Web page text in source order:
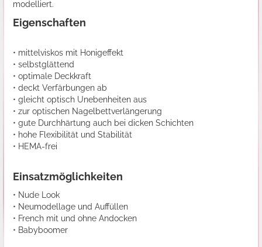
modelliert.
Eigenschaften
• mittelviskos mit Honigeffekt
• selbstglättend
• optimale Deckkraft
• deckt Verfärbungen ab
• gleicht optisch Unebenheiten aus
• zur optischen Nagelbettverlängerung
• gute Durchhärtung auch bei dicken Schichten
• hohe Flexibilität und Stabilität
• HEMA-frei
Einsatzmöglichkeiten
• Nude Look
• Neumodellage und Auffüllen
• French mit und ohne Andocken
• Babyboomer